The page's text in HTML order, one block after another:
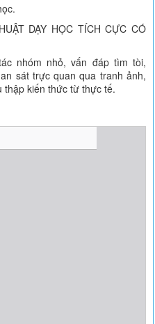
DẠY HỌC TÍCH CỰC CÓ
nhóm nhỏ, vấn đáp tìm tòi,
sát trực quan qua tranh ảnh,
thập kiến thức từ thực tế.